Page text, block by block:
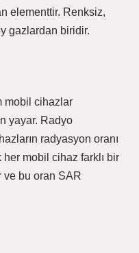
elementtir. Renksiz,
gazlardan biridir.
mobil cihazlar
yayar. Radyo
radyasyon oranı
mobil cihaz farklı bir
ve bu oran SAR